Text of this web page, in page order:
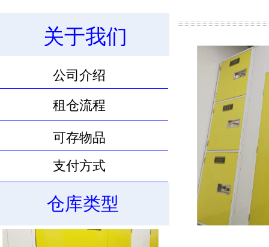
关于我们
公司介绍
租仓流程
可存物品
支付方式
仓库类型
10.6m³物品寄存服务